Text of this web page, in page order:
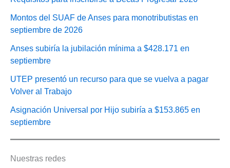
Montos del SUAF de Anses para monotributistas en
septiembre de 2026
Anses subiría la jubilación mínima a $428.171 en
septiembre
UTEP presentó un recurso para que se vuelva a pagar
Volver al Trabajo
Asignación Universal por Hijo subiría a $153.865 en
septiembre
Nuestras redes